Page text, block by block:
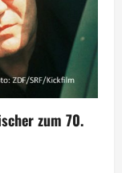
zum 70.